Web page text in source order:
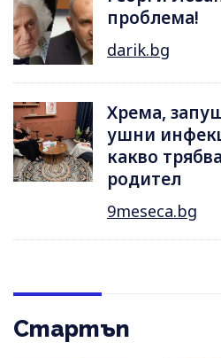
проблема!
darik.bg
Хрема,
ушни
какво
родител
9meseca.bg
Стартъп